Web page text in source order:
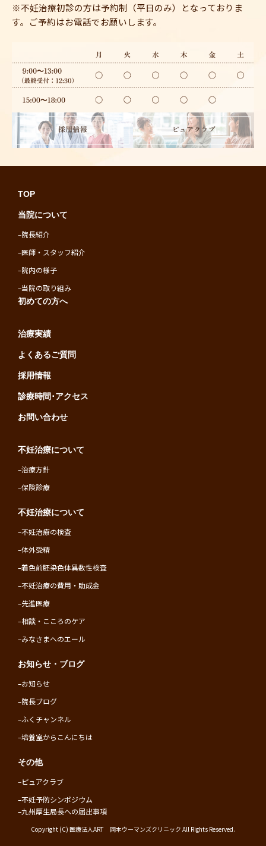
※不妊治療初診の方は予約制（平日のみ）となっておりま
す。ご予約はお電話でお願いします。
TOP
当院について
–院長紹介
–医師・スタッフ紹介
–院内の様子
–当院の取り組み
初めての方へ
治療実績
よくあるご質問
採用情報
診療時間･アクセス
お問い合わせ
不妊治療について
–治療方針
–保険診療
不妊治療について
–不妊治療の検査
–体外受精
–着色前胚染色体異数性検査
–不妊治療の費用・助成金
–先進医療
–相談・こころのケア
–みなさまへのエール
お知らせ・ブログ
–お知らせ
–院長ブログ
–ふくチャンネル
–培養室からこんにちは
その他
–ピュアクラブ
–不妊予防シンポジウム
–九州厚生局長への届出事項
Copyright (C) 医療法人ART 岡本ウーマンズクリニック All Rights Reserved.